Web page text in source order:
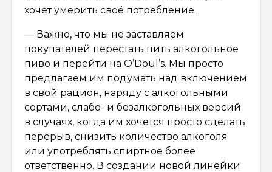
хочет умерить своё потребление.
— Важно, что мы не заставляем
покупателей перестать пить алкогольное
пиво и перейти на O’Doul’s. Мы просто
предлагаем им подумать над включением
в свой рацион, наряду с алкогольными
сортами, слабо- и безалкогольных версий
в случаях, когда им хочется просто сделать
перерыв, снизить количество алкоголя
или употреблять спиртное более
ответственно. В создании новой линейки